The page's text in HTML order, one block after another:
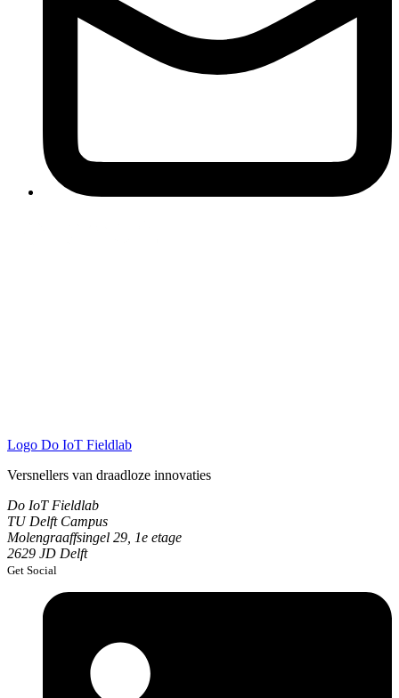
Logo Do IoT Fieldlab
Versnellers van draadloze innovaties
Do IoT Fieldlab
TU Delft Campus
Molengraaffsingel 29, 1e etage
2629 JD Delft
Get Social